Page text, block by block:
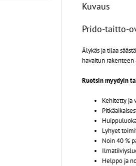
Kuvaus
Prido-taitto-
Älykäs ja tilaa
havaitun rakenteen
Ruotsin myydyin
Kehitetty ja
Lyhyet
Noin 40 %
Helppo ja